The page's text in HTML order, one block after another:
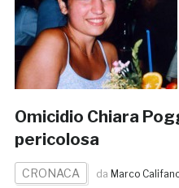
Omicidio Chiara
pericolosa
CRONACA da Marco